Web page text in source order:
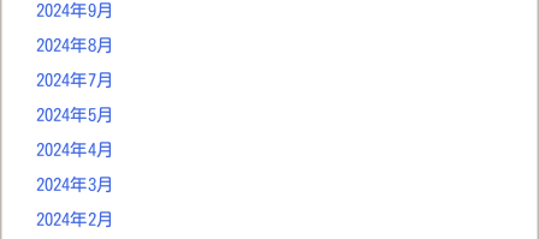
2024年9月
2024年8月
2024年7月
2024年5月
2024年4月
2024年3月
2024年2月